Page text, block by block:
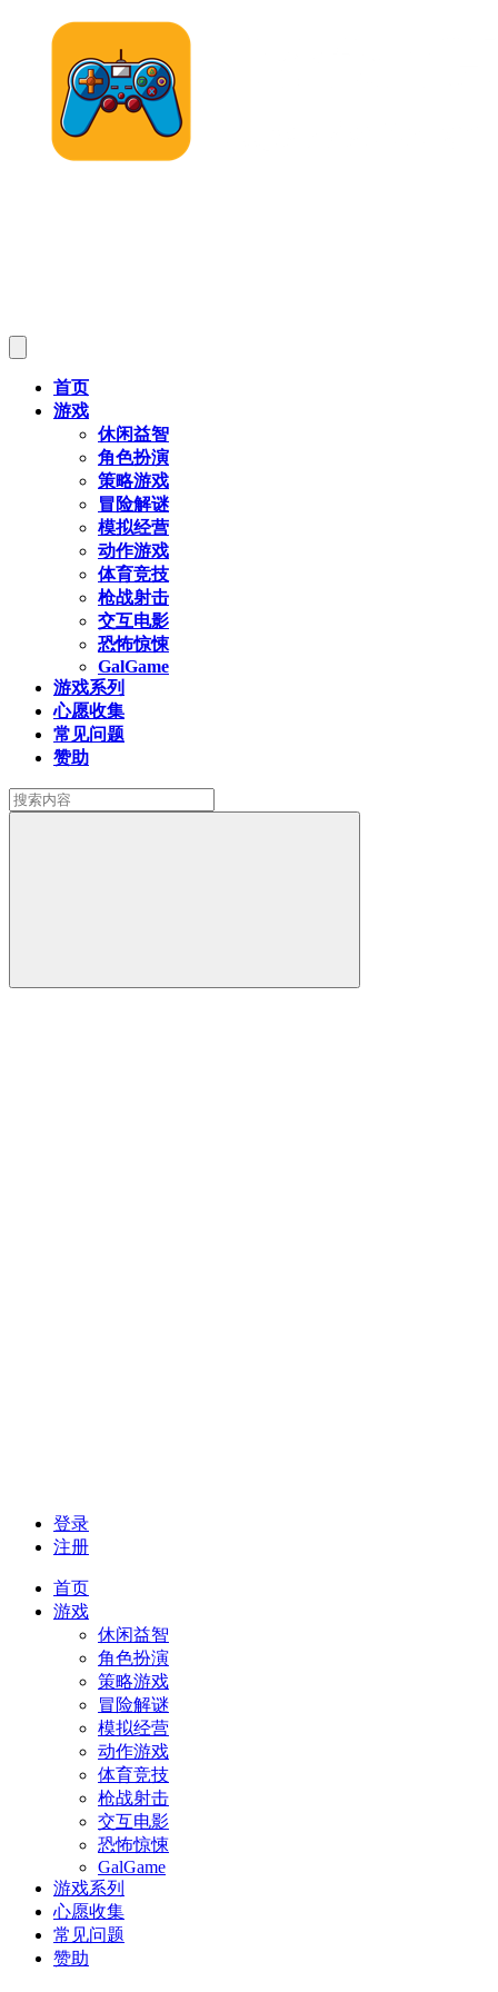
首页
游戏
休闲益智
角色扮演
策略游戏
冒险解谜
模拟经营
动作游戏
体育竞技
枪战射击
交互电影
恐怖惊悚
GalGame
游戏系列
心愿收集
常见问题
赞助
登录
注册
首页
游戏
休闲益智
角色扮演
策略游戏
冒险解谜
模拟经营
动作游戏
体育竞技
枪战射击
交互电影
恐怖惊悚
GalGame
游戏系列
心愿收集
常见问题
赞助